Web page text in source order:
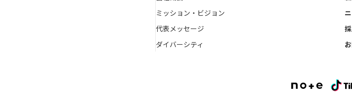
ミッション・ビジョン
代表メッセージ
ダイバーシティ